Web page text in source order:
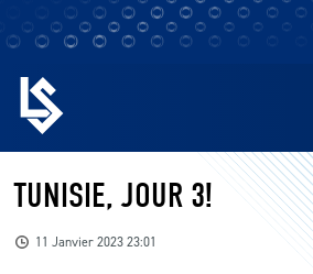
EQUIPES
BILLETTERIE
TUNISIE, JOUR 3!
11 Janvier 2023 23:01